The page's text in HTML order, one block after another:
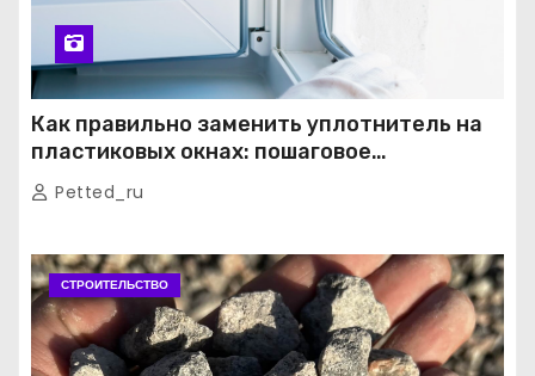
Как правильно заменить уплотнитель на
пластиковых окнах: пошаговое
руководство от экспертов
Petted_ru
СТРОИТЕЛЬСТВО